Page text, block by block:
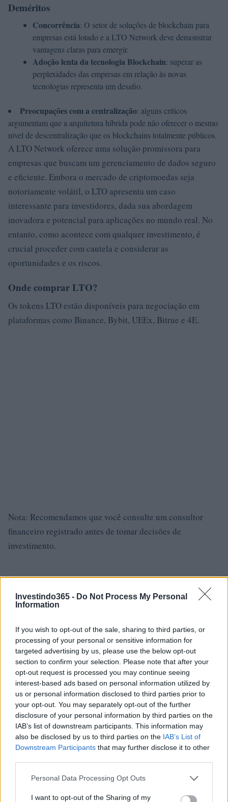
Investindo365 - Do Not Process My Personal
Information
If you wish to opt-out of the sale, sharing to third parties, or
processing of your personal or sensitive information for
targeted advertising by us, please use the below opt-out
section to confirm your selection. Please note that after your
opt-out request is processed you may continue seeing
interest-based ads based on personal information utilized by
us or personal information disclosed to third parties prior to
your opt-out. You may separately opt-out of the further
disclosure of your personal information by third parties on the
IAB’s list of downstream participants. This information may
also be disclosed by us to third parties on the IAB’s List of
Downstream Participants that may further disclose it to other
Please note that this website/app uses one or more Google
not limited to your visit or usage behaviour. You may click to
Personal Data Processing Opt Outs
I want to opt-out of the Sharing of my
Deméritos
Concorrência: O setor de soluções de blockchain para
empresas está lotado e a LTO Network deve demonstrar
vantagens claras para emergir.
Adoção lenta da tecnologia Blockchain: superar as
perplexidades das empresas em relação às novas
tecnologias representa um desafio.
Preocupações com a centralização: alguns críticos
argumentam que a arquitetura híbrida pode não oferecer o mesmo
nível de descentralização que os blockchains totalmente públicos.
A LTO Network oferece uma solução promissora para
empresas que buscam um gerenciamento de dados seguro
e eficiente. Embora o mercado de criptomoedas seja
notoriamente volátil, o LTO apresenta um caso
interessante para investidores, dada sua abordagem
inovadora e potencial para aplicações no mundo real. No
entanto, como acontece com qualquer investimento, é
crucial proceder com cautela e considerar as
oportunidades e os riscos.
Onde comprar LTO?
Os tokens LTO estão disponíveis para negociação em
plataformas como Binance, Bybit, UEEx, Bitrue e 4E.
Nota: Recomendamos que você consulte um consultor
financeiro registrado antes de tomar decisões de
investimento.
Giorgia Stromeo